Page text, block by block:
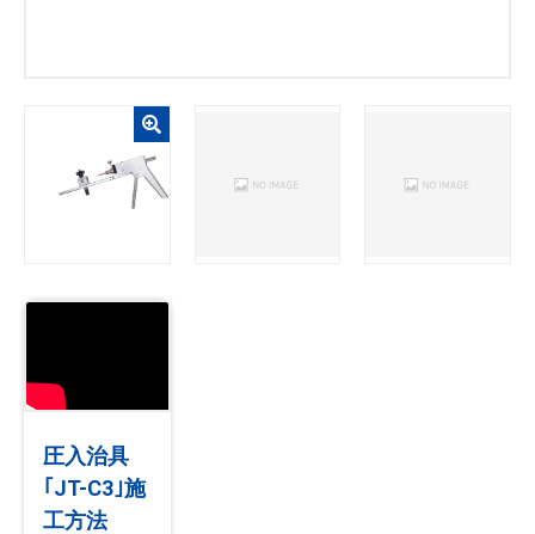
圧入治具
｢JT-C3｣施
工方法